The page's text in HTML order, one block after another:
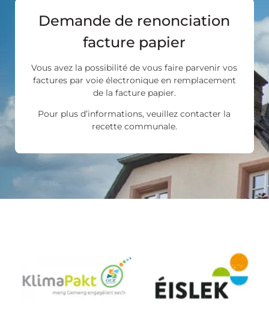
Demande de renonciation
facture papier
Vous avez la possibilité de vous faire parvenir vos
factures par voie électronique en remplacement
de la facture papier.
Pour plus d’informations, veuillez contacter la
recette communale.
Les